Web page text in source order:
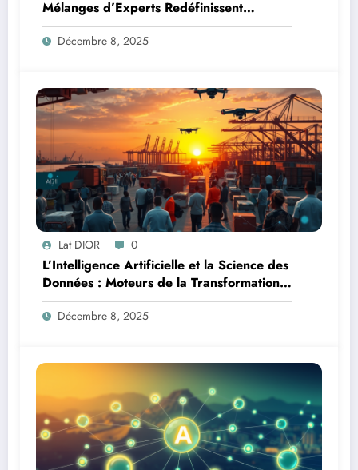
Mélanges d’Experts Redéfinissent
l’Efficacité de l’IA
Décembre 8, 2025
Lat DIOR 0
L’Intelligence Artificielle et la Science des
Données : Moteurs de la Transformation
Logistique et Infrastructures en Afrique
Décembre 8, 2025